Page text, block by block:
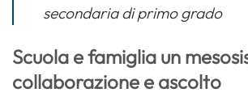
secondaria di primo grado
Scuola e famiglia un
collaborazione e ascolto